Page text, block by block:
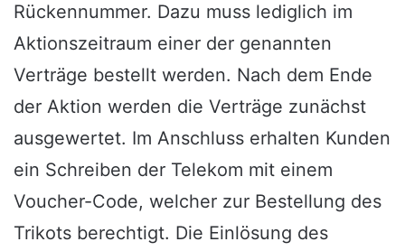
Rückennummer. Dazu muss lediglich im
Aktionszeitraum einer der genannten
Verträge bestellt werden. Nach dem Ende
der Aktion werden die Verträge zunächst
ausgewertet. Im Anschluss erhalten Kunden
ein Schreiben der Telekom mit einem
Voucher-Code, welcher zur Bestellung des
Trikots berechtigt. Die Einlösung des